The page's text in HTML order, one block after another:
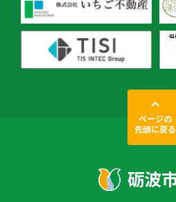
ページの
先頭に戻る